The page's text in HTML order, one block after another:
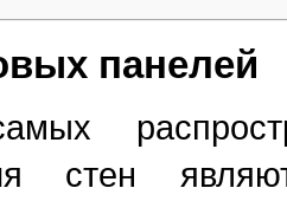
панелей
стен